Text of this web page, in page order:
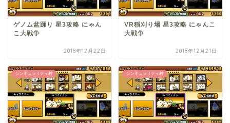
ゲノム盆踊り 星3攻略 にゃん
こ大戦争
2018年12月22日
VR稲刈り場 星3攻略 にゃんこ
大戦争
2018年12月21日
シンギュラリティ村 シンギュラリティ村